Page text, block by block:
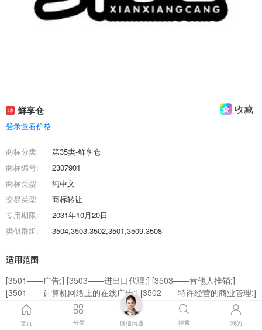
特 鲜享仓 收藏
登录查看价格
商标分类:
第35类-鲜享仓
商标编号:
2307901
商标类型:
纯中文
交易类型:
商标转让
专用期限:
2031年10月20日
类似群组:
3504,3503,3502,3501,3509,3508
适用范围
[3501——广告;] [3503——进出口代理;] [3503——替他人推销;]
[3501——计算机网络上的在线广告;] [3502——特许经营的商业管理;]
[3503——市场营销;] [3504——职业介绍;] [3508——寻找赞助;]
[3509——药品零售或批发服务;] [3503——替他人采购（替其他企业
首页 分类 微信沟通 搜索 我的